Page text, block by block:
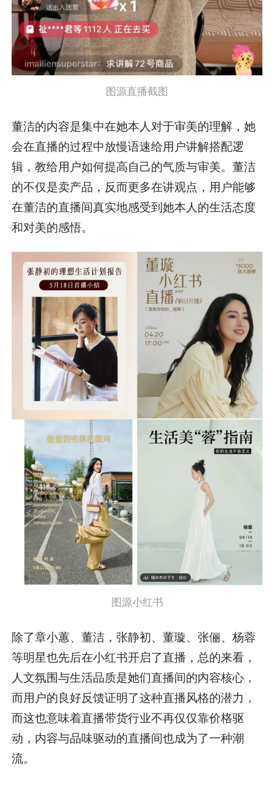
图源直播截图
董洁的内容是集中在她本人对于审美的理解，她
会在直播的过程中放慢语速给用户讲解搭配逻
辑，教给用户如何提高自己的气质与审美。董洁
的不仅是卖产品，反而更多在讲观点，用户能够
在董洁的直播间真实地感受到她本人的生活态度
和对美的感悟。
图源小红书
除了章小蕙、董洁，张静初、董璇、张俪、杨蓉
等明星也先后在小红书开启了直播，总的来看，
人文氛围与生活品质是她们直播间的内容核心，
而用户的良好反馈证明了这种直播风格的潜力，
而这也意味着直播带货行业不再仅仅靠价格驱
动，内容与品味驱动的直播间也成为了一种潮
流。